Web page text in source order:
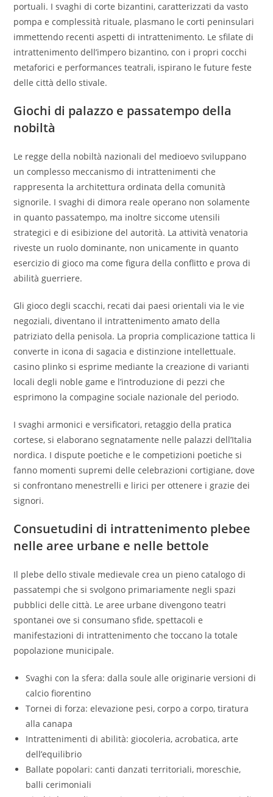
portuali. I svaghi di corte bizantini, caratterizzati da vasto
pompa e complessità rituale, plasmano le corti peninsulari
immettendo recenti aspetti di intrattenimento. Le sfilate di
intrattenimento dell’impero bizantino, con i propri cocchi
metaforici e performances teatrali, ispirano le future feste
delle città dello stivale.
Giochi di palazzo e passatempo della
nobiltà
Le regge della nobiltà nazionali del medioevo sviluppano
un complesso meccanismo di intrattenimenti che
rappresenta la architettura ordinata della comunità
signorile. I svaghi di dimora reale operano non solamente
in quanto passatempo, ma inoltre siccome utensili
strategici e di esibizione del autorità. La attività venatoria
riveste un ruolo dominante, non unicamente in quanto
esercizio di gioco ma come figura della conflitto e prova di
abilità guerriere.
Gli gioco degli scacchi, recati dai paesi orientali via le vie
negoziali, diventano il intrattenimento amato della
patriziato della penisola. La propria complicazione tattica li
converte in icona di sagacia e distinzione intellettuale.
casino plinko si esprime mediante la creazione di varianti
locali degli noble game e l’introduzione di pezzi che
esprimono la compagine sociale nazionale del periodo.
I svaghi armonici e versificatori, retaggio della pratica
cortese, si elaborano segnatamente nelle palazzi dell’Italia
nordica. I dispute poetiche e le competizioni poetiche si
fanno momenti supremi delle celebrazioni cortigiane, dove
si confrontano menestrelli e lirici per ottenere i grazie dei
signori.
Consuetudini di intrattenimento plebee
nelle aree urbane e nelle bettole
Il plebe dello stivale medievale crea un pieno catalogo di
passatempi che si svolgono primariamente negli spazi
pubblici delle città. Le aree urbane divengono teatri
spontanei ove si consumano sfide, spettacoli e
manifestazioni di intrattenimento che toccano la totale
popolazione municipale.
Svaghi con la sfera: dalla soule alle originarie versioni di
calcio fiorentino
Tornei di forza: elevazione pesi, corpo a corpo, tiratura
alla canapa
Intrattenimenti di abilità: giocoleria, acrobatica, arte
dell’equilibrio
Ballate popolari: canti danzati territoriali, moreschie,
balli cerimoniali